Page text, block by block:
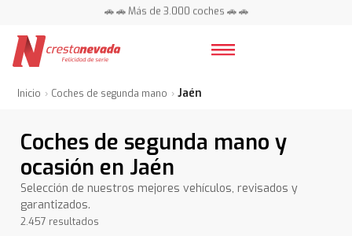
📍 Centros en toda España ⭐
📍 Centros en toda España ⭐
Inicio Coches de segunda mano Jaén
Coches de segunda mano y
ocasión en Jaén
Selección de nuestros mejores vehículos, revisados y
garantizados.
2.457 resultados